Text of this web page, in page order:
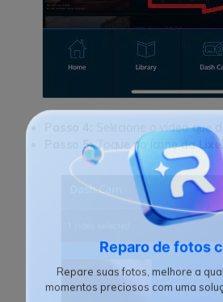
Repare suas fotos, melhore a
Selecione o vídeo que
Passo 5:Toque no ícone da